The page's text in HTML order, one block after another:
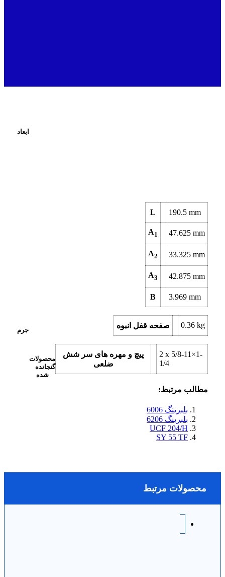
ابعاد
L 190.5mm
A1 47.625mm
A2 33.325mm
A3 42.875mm
B 3.969mm
جرم
صفحه قفل انبوه 0.36kg
محصولات
گنجانده
شده
پیچ و مهره های سر شش
ضلعی
2 x 5/8-11×1-
1/4
مطالب مرتبط:
بلبرینگ 6006
بلبرینگ 6206
UCF 204/H
SY 55 TF
محصولات مرتبط